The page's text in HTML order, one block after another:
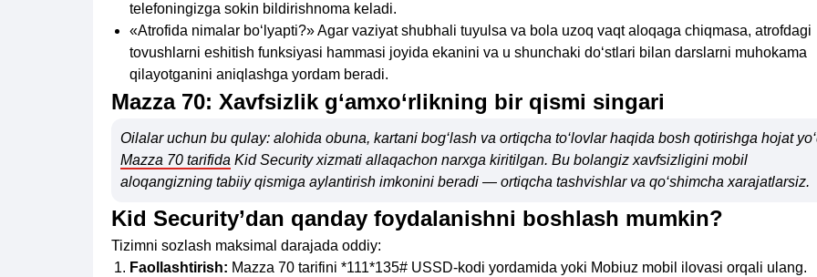
telefoningizga sokin bildirishnoma keladi.
«Atrofida nimalar bo‘lyapti?» Agar vaziyat shubhali tuyulsa va bola uzoq vaqt aloqaga chiqmasa, atrofdagi
tovushlarni eshitish funksiyasi hammasi joyida ekanini va u shunchaki do‘stlari bilan darslarni muhokama
qilayotganini aniqlashga yordam beradi.
Mazza 70: Xavfsizlik g‘amxo‘rlikning bir qismi singari
Oilalar uchun bu qulay: alohida obuna, kartani bog‘lash va ortiqcha to‘lovlar haqida bosh qotirishga hojat
Mazza 70 tarifida Kid Security xizmati allaqachon narxga kiritilgan. Bu bolangiz xavfsizligini mobil
aloqangizning tabiiy qismiga aylantirish imkonini beradi — ortiqcha tashvishlar va qo‘shimcha xarajatlarsiz.
Kid Security’dan qanday foydalanishni boshlash mumkin?
Tizimni sozlash maksimal darajada oddiy:
Faollashtirish: Mazza 70 tarifini *111*135# USSD-kodi yordamida yoki Mobiuz mobil ilovasi orqali ulang.